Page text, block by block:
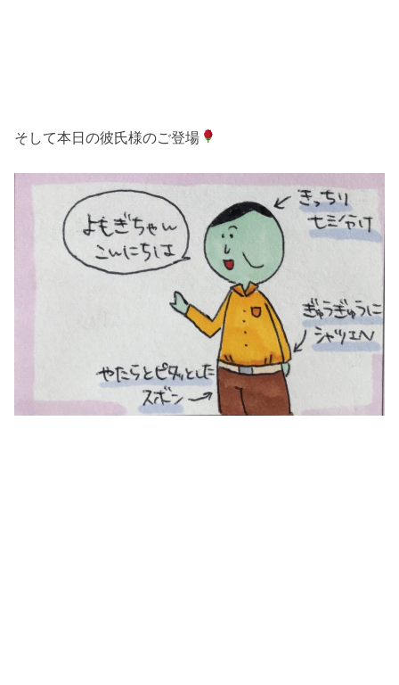
そして本日の彼氏様のご登場